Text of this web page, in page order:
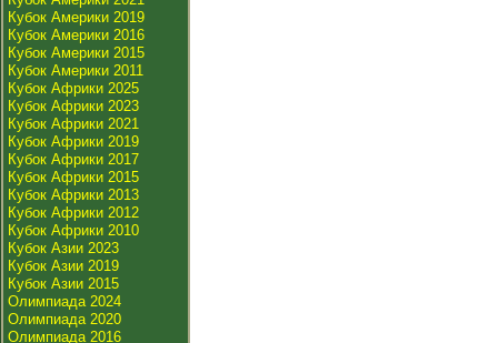
Кубок Америки 2019
Кубок Америки 2016
Кубок Америки 2015
Кубок Америки 2011
Кубок Африки 2025
Кубок Африки 2023
Кубок Африки 2021
Кубок Африки 2019
Кубок Африки 2017
Кубок Африки 2015
Кубок Африки 2013
Кубок Африки 2012
Кубок Африки 2010
Кубок Азии 2023
Кубок Азии 2019
Кубок Азии 2015
Олимпиада 2024
Олимпиада 2020
Олимпиада 2016